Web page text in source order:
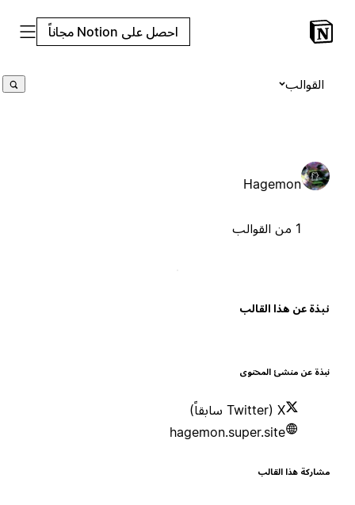
احصل على Notion مجاناً
القوالب
Hagemon
عن هذا القالب
عن منشئ المحتوى
hagemon.super.site
هذا القالب